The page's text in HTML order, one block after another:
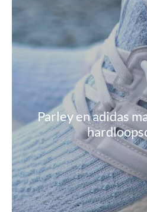
Parley en adidas